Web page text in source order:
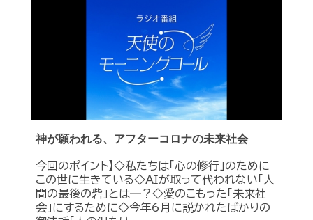
神が願われる、アフターコロナの未来社会
今回のポイント】◇私たちは「心の修行」のために
この世に生きている◇ＡＩが取って代われない「人
間の最後の砦」とは―？◇愛のこもった「未来社
会」にするために◇今年6月に説かれたばかりの